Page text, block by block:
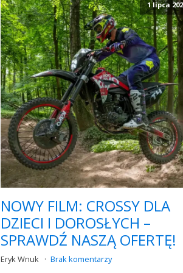
1 lipca
NOWY FILM: CROSSY DLA
DZIECI I DOROSŁYCH –
SPRAWDŹ NASZĄ OFERTĘ!
Eryk Wnuk Brak komentarzy